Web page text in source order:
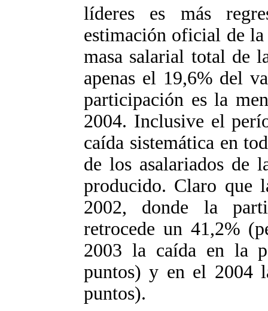
líderes es más
estimación oficial de
masa salarial total de
apenas el 19,6% del
participación es la
2004. Inclusive el
caída sistemática en
de los asalariados de
producido. Claro que
2002, donde la
retrocede un 41,2%
2003 la caída en la
puntos) y en el 2004
puntos).